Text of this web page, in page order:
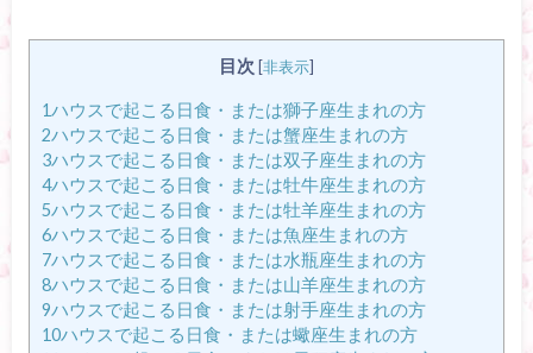
目次 [非表示]
1ハウスで起こる日食・または獅子座生まれの方
2ハウスで起こる日食・または蟹座生まれの方
3ハウスで起こる日食・または双子座生まれの方
4ハウスで起こる日食・または牡牛座生まれの方
5ハウスで起こる日食・または牡羊座生まれの方
6ハウスで起こる日食・または魚座生まれの方
7ハウスで起こる日食・または水瓶座生まれの方
8ハウスで起こる日食・または山羊座生まれの方
9ハウスで起こる日食・または射手座生まれの方
10ハウスで起こる日食・または蠍座生まれの方